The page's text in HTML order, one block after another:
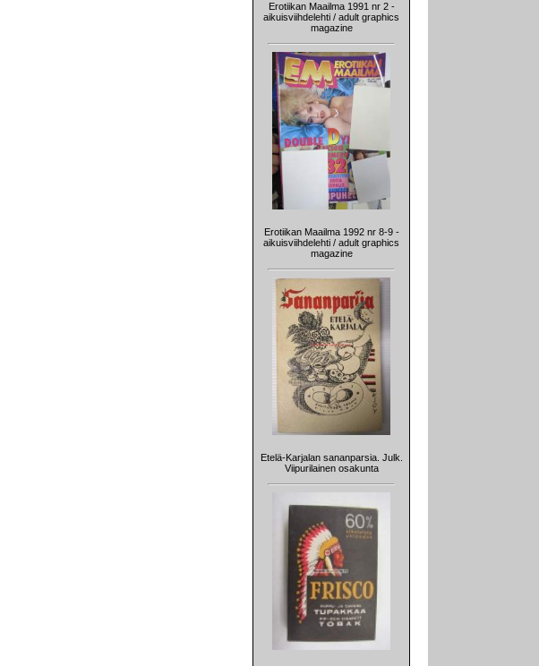
Erotiikan Maailma 1991 nr 2 -
aikuisviihdelehti / adult graphics
magazine
Erotiikan Maailma 1992 nr 8-9 -
aikuisviihdelehti / adult graphics
magazine
Etelä-Karjalan sananparsia. Julk.
Viipurilainen osakunta